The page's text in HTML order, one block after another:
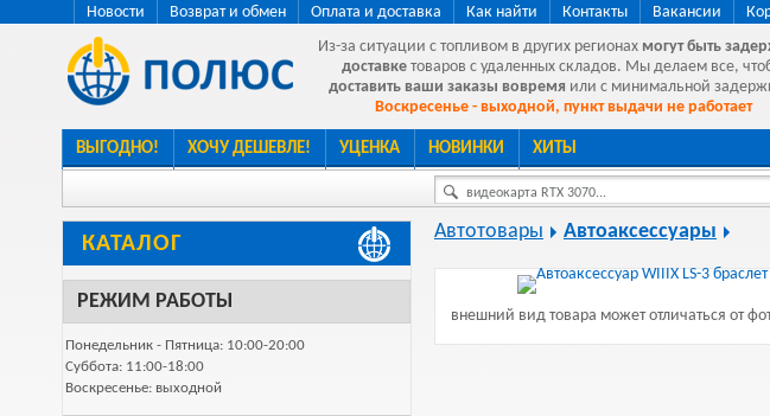
Новости Возврат и обмен Оплата и доставка Как найти Контакты Вакансии
Из-за ситуации с топливом в других регионах могут быть
доставке товаров с удаленных складов. Мы делаем все,
доставить ваши заказы вовремя или с минимальной
Воскресенье - выходной, пункт выдачи не работает
ВЫГОДНО! ХОЧУ ДЕШЕВЛЕ! УЦЕНКА НОВИНКИ ХИТЫ
видеокарта RTX 3070...
КАТАЛОГ
РЕЖИМ РАБОТЫ
Понедельник - Пятница: 10:00-20:00
Суббота: 11:00-18:00
Воскресенье: выходной
Автотовары Автоаксессуары
внешний вид товара может отличаться от